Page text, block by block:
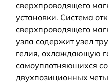
сверхпроводящего
установки. Система
сверхпроводящего
узла содержит узел
гелия, охлаждающую
самоуплотняющихся
двухпозиционных